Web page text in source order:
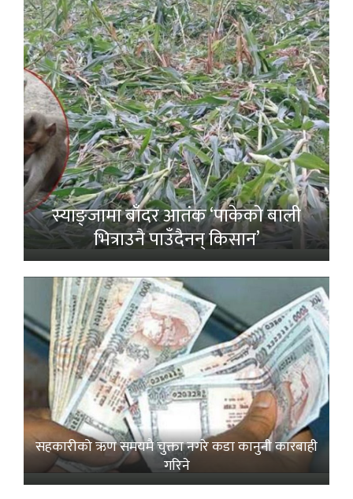
स्याङ्जामा बाँदर आतंक ‘पाकेको बाली
भित्राउनै पाउँदैनन् किसान’
सहकारीको ऋण समयमै चुक्ता नगरे कडा कानुनी कारबाही
गरिने